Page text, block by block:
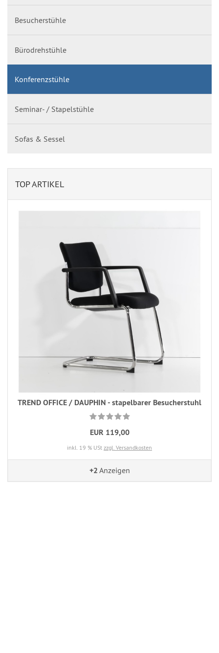
Besucherstühle
Bürodrehstühle
Konferenzstühle
Seminar- / Stapelstühle
Sofas & Sessel
TOP ARTIKEL
TREND OFFICE / DAUPHIN - stapelbarer Besucherstuhl
EUR 119,00
inkl. 19 % USt zzgl. Versandkosten
+2 Anzeigen